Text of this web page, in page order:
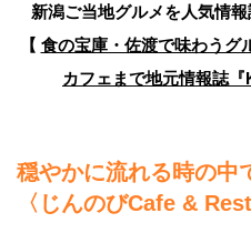
新潟ご当地グルメを人気情報
【 食の宝庫・佐渡で味わうグ
カフェまで地元情報誌
穏やかに流れる時の中
〈じんのびCafe &